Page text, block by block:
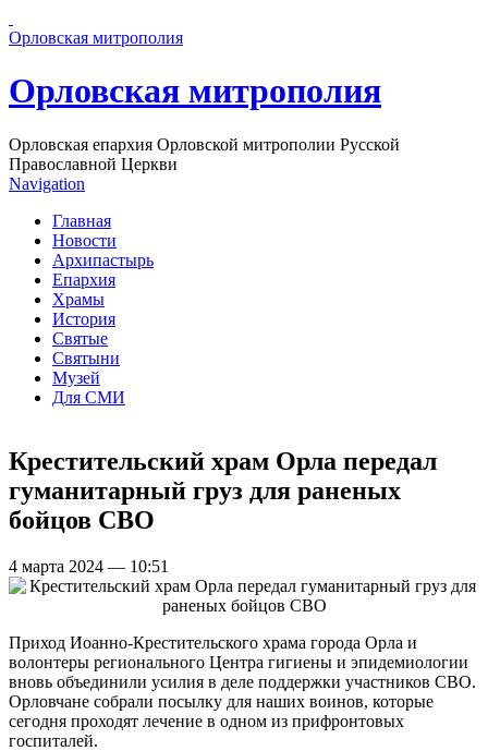
Орловская митрополия
Орловская митрополия
Орловская епархия Орловской митрополии Русской
Православной Церкви
Navigation
Главная
Новости
Архипастырь
Епархия
Храмы
История
Святые
Святыни
Музей
Для СМИ
Крестительский храм Орла передал
гуманитарный груз для раненых
бойцов СВО
4 марта 2024 — 10:51
Приход Иоанно-Крестительского храма города Орла и
волонтеры регионального Центра гигиены и эпидемиологии
вновь объединили усилия в деле поддержки участников СВО.
Орловчане собрали посылку для наших воинов, которые
сегодня проходят лечение в одном из прифронтовых
госпиталей.